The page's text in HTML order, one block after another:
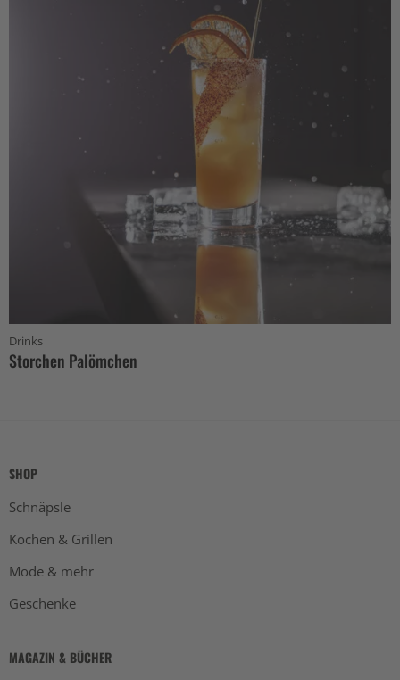
Drinks
Storchen Palömchen
SHOP
Schnäpsle
Kochen & Grillen
Mode & mehr
Geschenke
MAGAZIN & BÜCHER